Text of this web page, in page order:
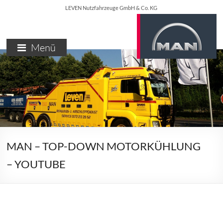
LEVEN Nutzfahrzeuge GmbH & Co. KG
–
MAN
SERVICEPARTNER
NETTETAL
MAN
&
Bus
Menü
MAN – TOP-DOWN MOTORKÜHLUNG
– YOUTUBE